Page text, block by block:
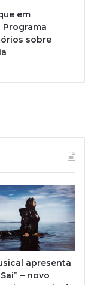
em
sobre
apresenta
– novo